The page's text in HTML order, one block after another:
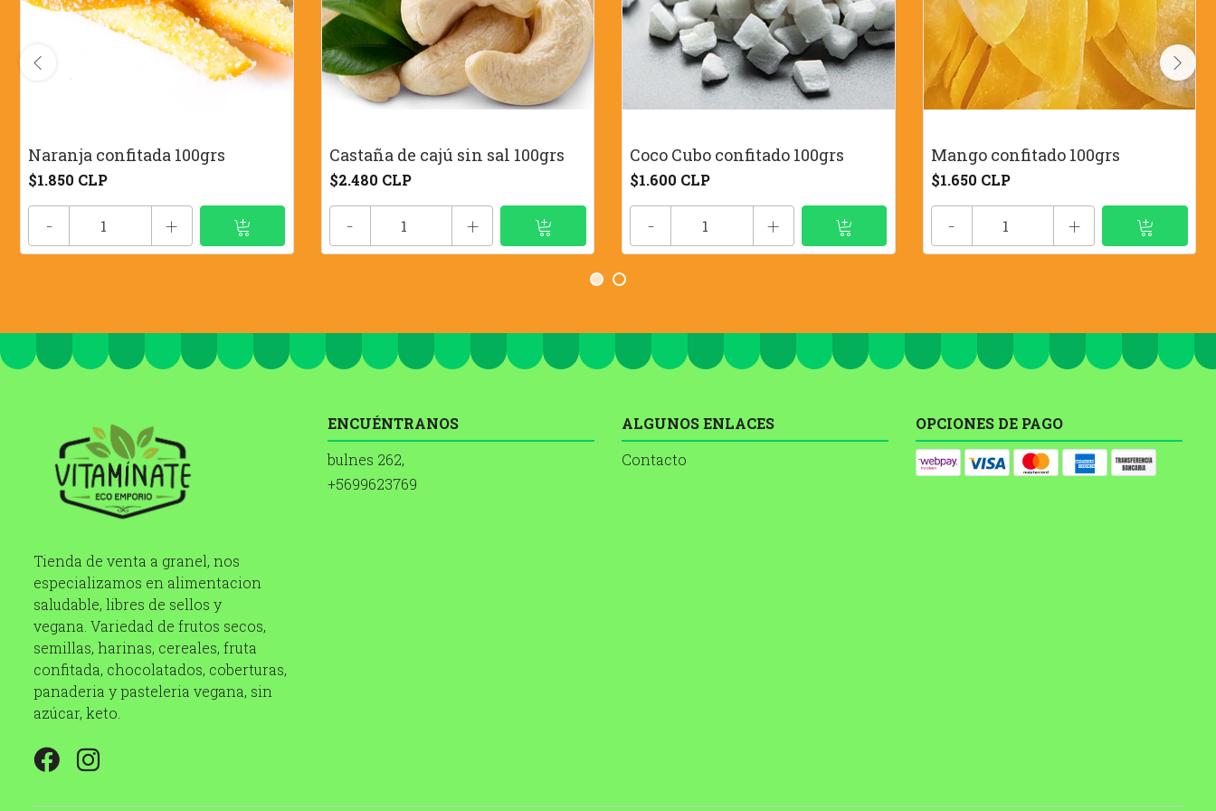
Naranja confitada 100grs
$1.850 CLP
- +
Castaña de cajú sin sal 100grs
$2.480 CLP
- +
Coco Cubo confitado 100grs
$1.600 CLP
- +
Mango confitado 100grs
$1.650 CLP
- +
Tienda de venta a granel, nos
especializamos en alimentacion
saludable, libres de sellos y
vegana. Variedad de frutos secos,
semillas, harinas, cereales, fruta
confitada, chocolatados, coberturas,
panaderia y pasteleria vegana, sin
azúcar, keto.
ENCUÉNTRANOS
bulnes 262,
+5699623769
ALGUNOS ENLACES
Contacto
OPCIONES DE PAGO